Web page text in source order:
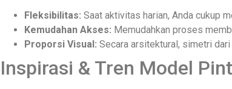
Fleksibilitas: Saat aktivitas harian, Anda cukup
Kemudahan Akses: Memudahkan proses
Proporsi Visual: Secara arsitektural, simetri dari
Inspirasi & Tren Model